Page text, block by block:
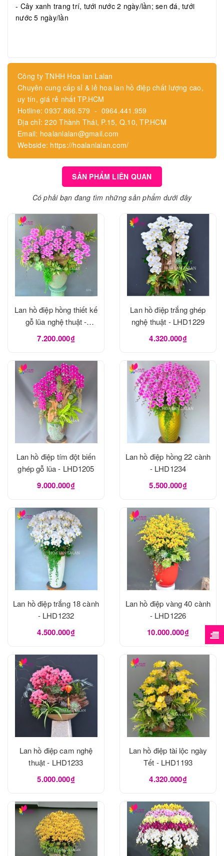
- Cây xanh trang trí, tưới nước 2 ngày/lần; sen đá, tưới
nước 5 ngày/lần
Công ty TNHH Hoa lan Lalan
Chuyên cung cấp sỉ & lẻ hoa lan hồ điệp chất lượng cao,
uy tín, giá rẻ nhất TP.HCM
Hotline: 0937.866.579 - 0964.441.959
Địa chỉ: 220 Thành Thái, P.15, Q.10, TP.HCM
Email: hoalanlalan@gmail.com
Webside: https://hoalanlalan.com/
SẢN PHẨM LIÊN QUAN
Có phải bạn đang tìm những sản phẩm dưới đây
Lan hồ điệp hồng thiết kế
gỗ lũa nghệ thuật -
LHD1273
7.200.000₫
Lan hồ điệp trắng ghép
nghệ thuật - LHD1229
4.320.000₫
Lan hồ điệp tím đột biến
ghép gỗ lũa - LHD1205
9.000.000₫
Lan hồ điệp hồng 22 cành
- LHD1234
5.500.000₫
Lan hồ điệp trắng 18 cành
- LHD1232
4.500.000₫
Lan hồ điệp vàng 40 cành
- LHD1226
10.000.000₫
Lan hồ điệp cam nghệ
thuật - LHD1233
5.000.000₫
Lan hồ điệp tài lộc ngày
Tết - LHD1193
4.320.000₫